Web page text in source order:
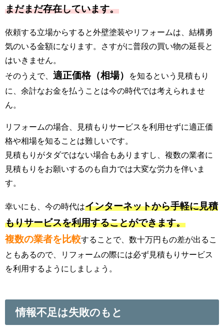
まだまだ存在しています。
依頼する立場からすると外壁塗装やリフォームは、結構勇
気のいる金額になります。さすがに普段の買い物の延長と
はいきません。
そのうえで、 適正価格（相場）
を知るという見積もり
に、余計なお金を払うことは今の時代では考えられませ
ん。
リフォームの場合、見積もりサービスを利用せずに適正価
格や相場を知ることは難しいです。
見積もりがタダではない場合もありますし、複数の業者に
見積もりをお願いするのも自力では大変な労力を伴いま
す。
幸いにも、今の時代はインターネットから手軽に見積
もりサービスを利用することができます。
複数の業者を比較することで、数十万円もの差が出るこ
ともあるので、リフォームの際には必ず見積もりサービス
を利用するようにしましょう。
情報不足は失敗のもと